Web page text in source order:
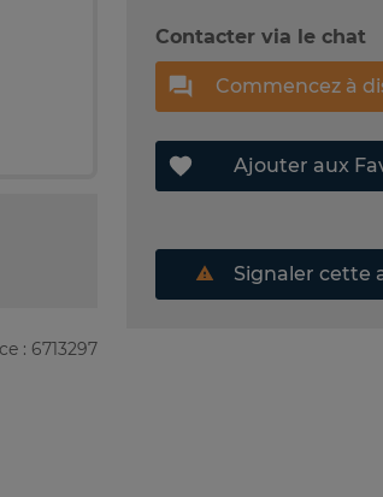
: 6713297
Contacter via le chat
Commencez à
Ajouter aux
Signaler cette